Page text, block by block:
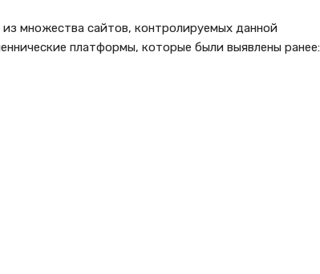
множества сайтов, контролируемых данной
платформы, которые были выявлены ранее: